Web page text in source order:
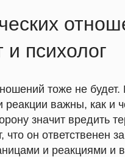
и психолог
тоже не
реакции важны, как
значит вредить
что он ответственен
и реакциями и